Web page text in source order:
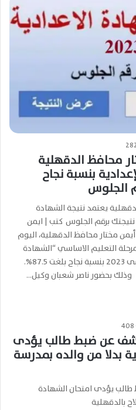
محافظ الدقهلية
بنسبة نجاح
يعتمد نتيجة الشهادة
نجاح 87.5% – اعرف نتيجتك برقم الجلوس كتب | ايمن
مختار محافظ الدقهلية، اليوم
التعليم الاساسي “الشهادة
الاعدادية” الدور الأول” للعام الدراسى 2023 بنسبة نجاح بلغت 87.5%.
وذلك بحضور ناصر شعبان وكيل…
408
عن ضبط طالب يؤدى
بدلا من والده بمدرسة
يؤدى امتحان الشهادة
بالدقهلية